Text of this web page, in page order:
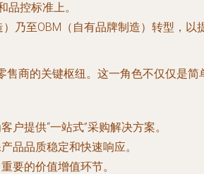
品控标准上。
乃至OBM（自有品牌制造）转型，以
商的关键枢纽。这一角色不仅仅是
提供“一站式”采购解决方案。
品品质稳定和快速响应。
要的价值增值环节。